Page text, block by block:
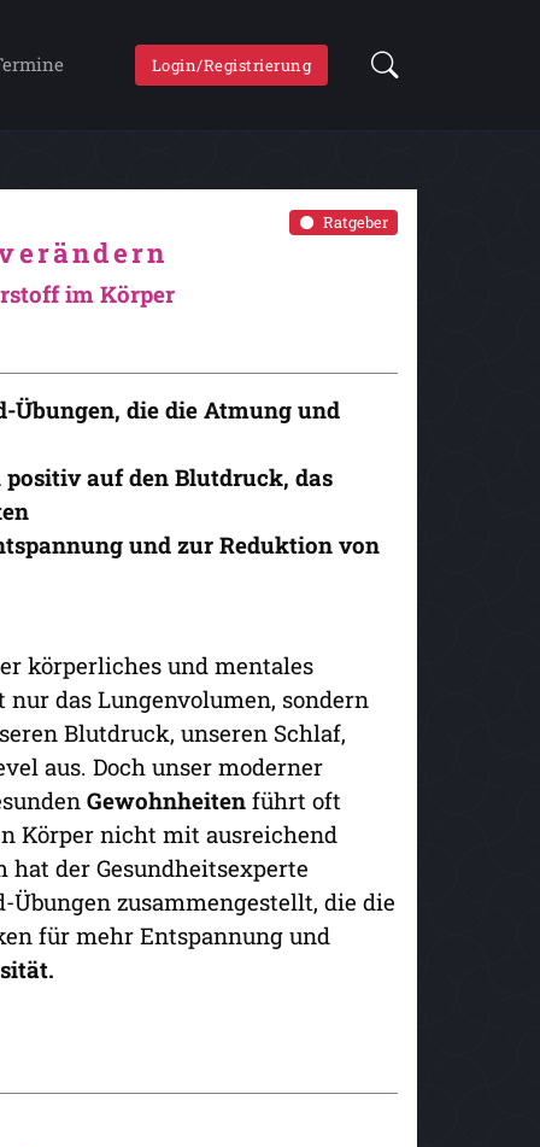
Login/Registrierung
Ratgeber
im Körper
Übungen, die die Atmung und
auf den Blutdruck, das
und zur Reduktion von
körperliches und mentales
das Lungenvolumen, sondern
Blutdruck, unseren Schlaf,
aus. Doch unser moderner
Gewohnheiten führt oft
Körper nicht mit ausreichend
der Gesundheitsexperte
zusammengestellt, die die
für mehr Entspannung und